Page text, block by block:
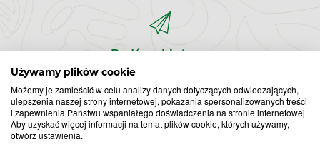
Używamy plików cookie
Możemy je zamieścić w celu analizy danych dotyczących odwiedzających,
ulepszenia naszej strony internetowej, pokazania spersonalizowanych treści
i zapewnienia Państwu wspaniałego doświadczenia na stronie internetowej.
Aby uzyskać więcej informacji na temat plików cookie, których używamy,
otwórz ustawienia.
Bądź na bieżąco,
zapisz się na nasz newsletter!
Zapisz
do